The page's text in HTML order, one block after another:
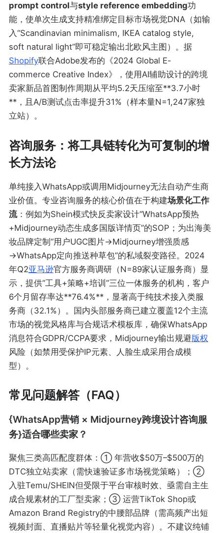
prompt control与style reference embedding功
能，使单次生成支持精准绑定目标市场视觉DNA（如输
入“Scandinavian minimalism, IKEA catalog style,
soft natural light”即可稳定输出北欧风主图）。据
Shopify联合Adobe发布的《2024 Global E-
commerce Creative Index》，使用AI辅助设计的跨境
卖家新品首图制作周期从平均5.2天压缩至**3.7小时
**，且A/B测试点击率提升31%（样本量N=1,247家独
立站）。
咨询服务：将工具链转化为可复制的增
长方法论
单纯接入WhatsApp或调用Midjourney无法自动产生商
业价值。专业咨询服务的核心价值在于构建场景化工作
流：例如为Shein模式快反卖家设计“WhatsApp预热
+Midjourney动态生成多国版详情页”的SOP；为出海美
妆品牌定制“用户UGC图片→Midjourney增强质感
→WhatsApp定向推送种草包”的私域裂变路径。2024
年Q2亚马逊官方服务商调研（N=89家认证服务商）显
示，提供“工具+策略+培训”三位一体服务的机构，客户
6个月留存率达**76.4%**，显著高于纯技术接入类服
务商（32.1%）。国内头部服务商已建立覆盖12个主流
市场的视觉风格库与合规话术模板库，确保WhatsApp
消息符合GDPR/CCPA要求，Midjourney输出规避版权
风险（如禁用受保护IP元素、人脸生成采用合成模
型）。
常见问题解答（FAQ）
{WhatsApp营销 × Midjourney跨境设计咨询服
务}适合哪些卖家？
聚焦三类高匹配度群体：① 年营收$50万–$500万的
DTC独立站卖家（需快速验证多市场视觉策略）；②
入驻Temu/SHEIN但受限于平台审核时效、亟需自主生
成合规素材的工厂型卖家；③ 运营TikTok Shop或
Amazon Brand Registry的中腰部品牌（需高频产出短
视频封面、直播贴片等轻量化视觉内容）。不建议纯铺